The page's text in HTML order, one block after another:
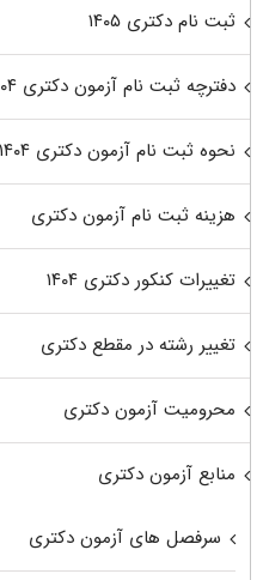
ثبت نام دکتری ۱۴۰۵
دفترچه ثبت نام آزمون دکتری ۱۴۰۴
نحوه ثبت نام آزمون دکتری ۱۴۰۴
هزینه ثبت نام آزمون دکتری
تغییرات کنکور دکتری ۱۴۰۴
تغییر رشته در مقطع دکتری
محرومیت آزمون دکتری
منابع آزمون دکتری
سرفصل های آزمون دکتری